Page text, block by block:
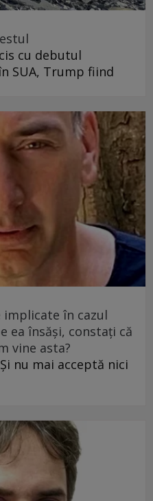
cu debutul
SUA, Trump fiind
în cazul
ea însăși, constați că
vine asta?
nu mai acceptă nici